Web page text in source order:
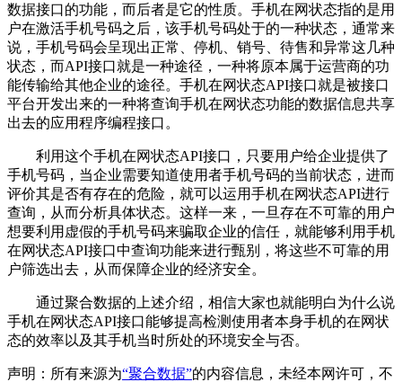
数据接口的功能，而后者是它的性质。手机在网状态指的是用
户在激活手机号码之后，该手机号码处于的一种状态，通常来
说，手机号码会呈现出正常、停机、销号、待售和异常这几种
状态，而API接口就是一种途径，一种将原本属于运营商的功
能传输给其他企业的途径。手机在网状态API接口就是被接口
平台开发出来的一种将查询手机在网状态功能的数据信息共享
出去的应用程序编程接口。
利用这个手机在网状态API接口，只要用户给企业提供了
手机号码，当企业需要知道使用者手机号码的当前状态，进而
评价其是否有存在的危险，就可以运用手机在网状态API进行
查询，从而分析具体状态。这样一来，一旦存在不可靠的用户
想要利用虚假的手机号码来骗取企业的信任，就能够利用手机
在网状态API接口中查询功能来进行甄别，将这些不可靠的用
户筛选出去，从而保障企业的经济安全。
通过聚合数据的上述介绍，相信大家也就能明白为什么说
手机在网状态API接口能够提高检测使用者本身手机的在网状
态的效率以及其手机当时所处的环境安全与否。
声明：所有来源为“聚合数据”的内容信息，未经本网许可，不